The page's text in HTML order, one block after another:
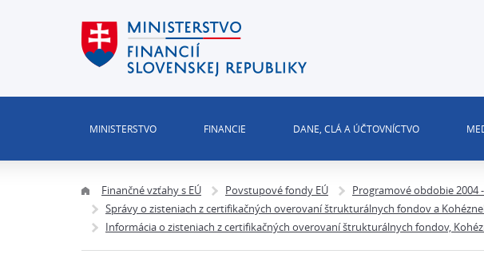
MINISTERSTVO FINANCIE DANE, CLÁ A ÚČTOVNÍCTVO
Finančné vzťahy s EÚ Povstupové fondy EÚ Programové obdobie 2004
Správy o zisteniach z certifikačných overovaní štrukturálnych fondov a
Informácia o zisteniach z certifikačných overovaní štrukturálnych fondov,